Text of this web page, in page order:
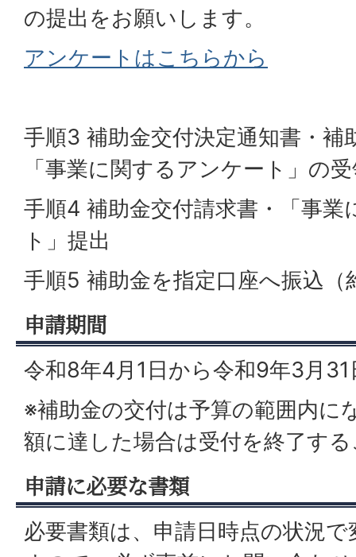
の提出をお願いします。
アンケートはこちらから
手順3 補助金交付決定通知書・補
「事業に関するアンケート」の
手順4 補助金交付請求書・「事業
ト」提出
手順5 補助金を指定口座へ振込（
申請期間
令和8年4月1日から令和9年3月
※補助金の交付は予算の範囲内に
額に達した場合は受付を終了す
申請に必要な書類
必要書類は、申請日時点の状況